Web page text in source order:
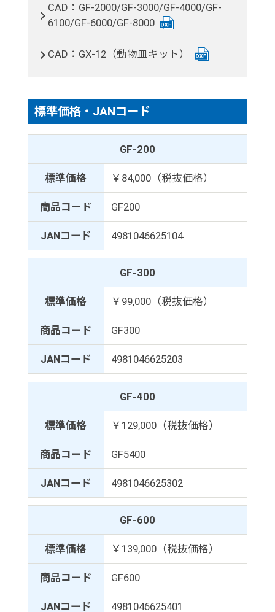
CAD：GF-2000/GF-3000/GF-4000/GF-
6100/GF-6000/GF-8000
CAD：GX-12（動物皿キット）
標準価格・JANコード
GF-200
標準価格 ￥84,000（税抜価格）
商品コード GF200
JANコード 4981046625104
GF-300
標準価格 ￥99,000（税抜価格）
商品コード GF300
JANコード 4981046625203
GF-400
標準価格 ￥129,000（税抜価格）
商品コード GF5400
JANコード 4981046625302
GF-600
標準価格 ￥139,000（税抜価格）
商品コード GF600
JANコード 4981046625401